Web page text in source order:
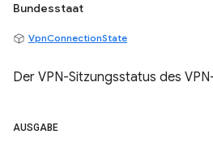
Bundesstaat
VpnConnectionState
Der VPN-Sitzungsstatus des
AUSGABE